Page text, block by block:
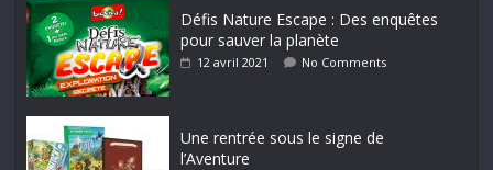
Défis Nature Escape : Des enquêtes
pour sauver la planète
12 avril 2021 No Comments
Une rentrée sous le signe de
l’Aventure